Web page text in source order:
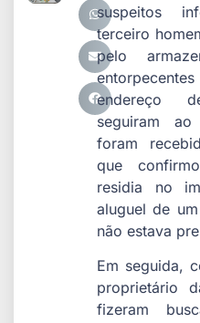
suspeitos
terceiro
pelo
endereço
seguiram
foram
que
residia no
aluguel de
não estava
Em seguida,
proprietário
fizeram